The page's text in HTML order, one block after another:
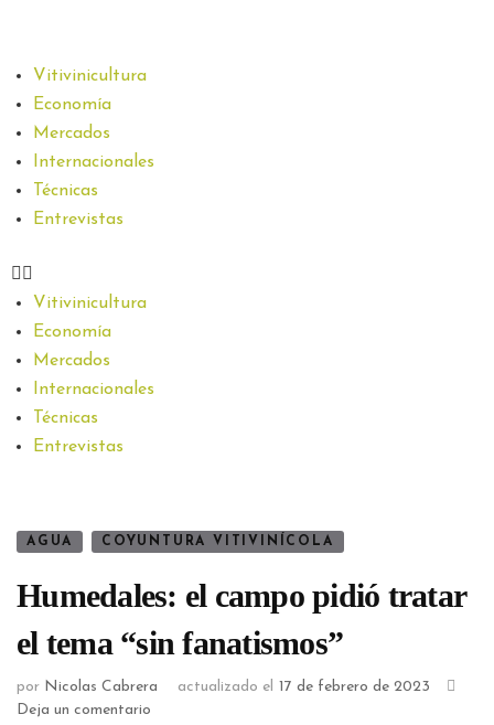
Vitivinicultura
Economía
Mercados
Internacionales
Técnicas
Entrevistas
Vitivinicultura
Economía
Mercados
Internacionales
Técnicas
Entrevistas
AGUA COYUNTURA VITIVINÍCOLA
Humedales: el campo pidió tratar
el tema “sin fanatismos”
por Nicolas Cabrera actualizado el 17 de febrero de 2023
Deja un comentario